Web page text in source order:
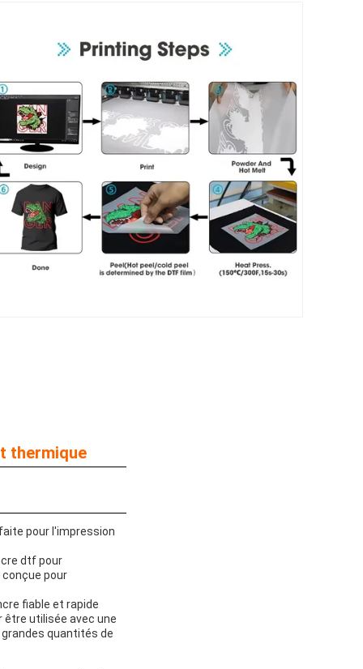
thermique
pour l'impression
dtf pour
pour
fiable et rapide
utilisée avec une
quantités de